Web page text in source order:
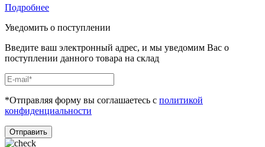
Подробнее
Уведомить о поступлении
Введите ваш электронный адрес, и мы уведомим Вас о
поступлении данного товара на склад
*Отправляя форму вы соглашаетесь с политикой
конфиденциальности
Отправить